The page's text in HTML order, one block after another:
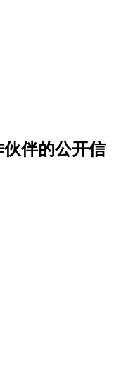
伴的公开信